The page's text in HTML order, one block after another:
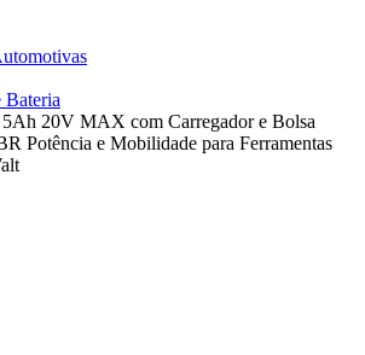
Bateria
20V MAX com Carregador e Bolsa
Potência e Mobilidade para Ferramentas